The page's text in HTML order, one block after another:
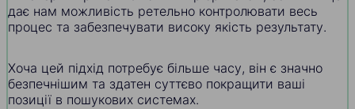
дає нам можливість ретельно контролювати весь
процес та забезпечувати високу якість результату.
Хоча цей підхід потребує більше часу, він є значно
безпечнішим та здатен суттєво покращити ваші
позиції в пошукових системах.